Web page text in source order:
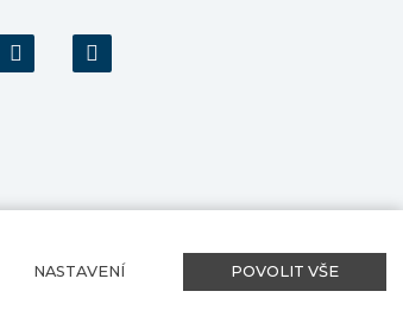
Tento web běží na solidpixels.
NASTAVENÍ POVOLIT VŠE